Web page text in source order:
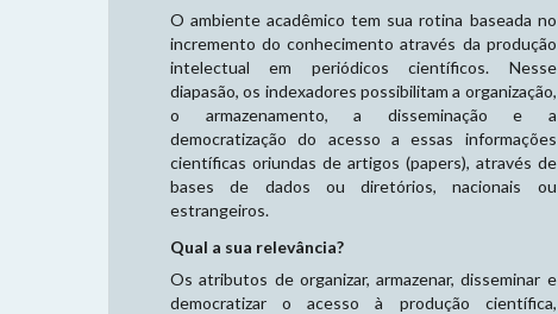
O ambiente acadêmico tem sua rotina baseada no
incremento do conhecimento através da produção
intelectual em periódicos científicos. Nesse
diapasão, os indexadores possibilitam a organização,
o armazenamento, a disseminação e a
democratização do acesso a essas informações
científicas oriundas de artigos (papers), através de
bases de dados ou diretórios, nacionais ou
estrangeiros.
Qual a sua relevância?
Os atributos de organizar, armazenar, disseminar e
democratizar o acesso à produção científica,